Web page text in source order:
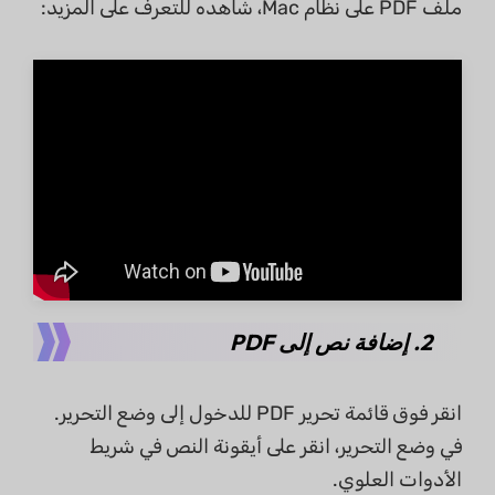
ملف PDF على نظام Mac، شاهده للتعرف على المزيد:
2. إضافة نص إلى PDF
انقر فوق قائمة تحرير PDF للدخول إلى وضع التحرير.
في وضع التحرير، انقر على أيقونة النص في شريط
الأدوات العلوي.